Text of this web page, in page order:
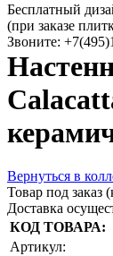
Бесплатный
(при заказе
Звоните:
Вернуться в
Товар под заказ
Доставка
КОД ТОВАРА:
Артикул: